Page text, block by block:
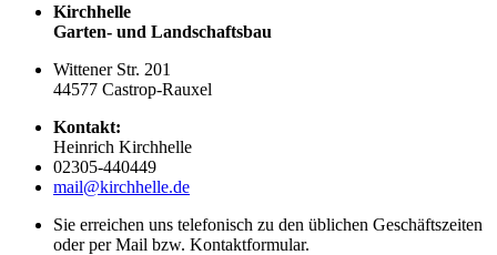
Kirchhelle
Garten- und Landschaftsbau
Wittener Str. 201
44577 Castrop-Rauxel
Kontakt:
Heinrich Kirchhelle
02305-440449
mail@kirchhelle.de
Sie erreichen uns telefonisch zu den üblichen Geschäftszeiten
oder per Mail bzw. Kontaktformular.